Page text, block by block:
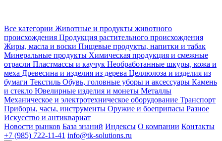
Все категории Животные и продукты животного
происхождения Продукция растительного происхождения
Жиры, масла и воски Пищевые продукты, напитки и табак
Минеральные продукты Химическая продукция и смежные
отрасли Пластмассы и каучук Необработанные шкуры, кожа и
меха Древесина и изделия из дерева Целлюлоза и изделия из
бумаги Текстиль Обувь, головные уборы и аксессуары Камень
и стекло Ювелирные изделия и монеты Металлы
Механическое и электротехническое оборудование Транспорт
Приборы, часы, инструменты Оружие и боеприпасы Разное
Искусство и антиквариат
Новости рынков База знаний Индексы О компании Контакты
+7 (985) 722-11-41 info@tk-solutions.ru